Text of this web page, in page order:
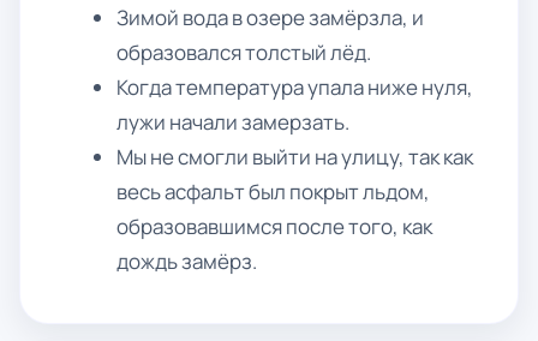
Зимой вода в озере замёрзла, и
образовался толстый лёд.
Когда температура упала ниже нуля,
лужи начали замерзать.
Мы не смогли выйти на улицу, так как
весь асфальт был покрыт льдом,
образовавшимся после того, как
дождь замёрз.